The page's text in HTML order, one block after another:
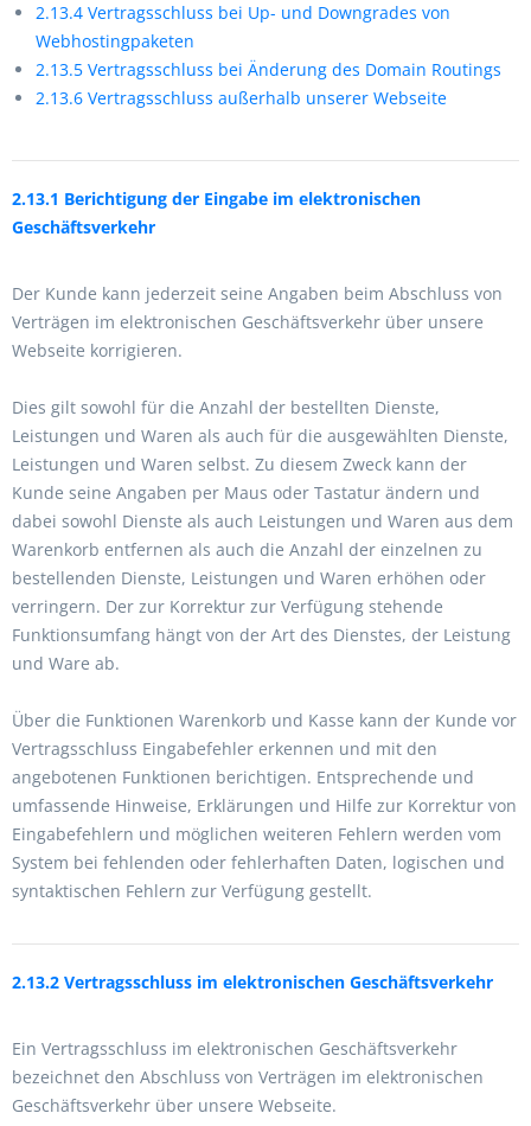
2.13.4 Vertragsschluss bei Up- und Downgrades von
Webhostingpaketen
2.13.5 Vertragsschluss bei Änderung des Domain Routings
2.13.6 Vertragsschluss außerhalb unserer Webseite
2.13.1 Berichtigung der Eingabe im elektronischen
Geschäftsverkehr
Der Kunde kann jederzeit seine Angaben beim Abschluss von
Verträgen im elektronischen Geschäftsverkehr über unsere
Webseite korrigieren.
Dies gilt sowohl für die Anzahl der bestellten Dienste,
Leistungen und Waren als auch für die ausgewählten Dienste,
Leistungen und Waren selbst. Zu diesem Zweck kann der
Kunde seine Angaben per Maus oder Tastatur ändern und
dabei sowohl Dienste als auch Leistungen und Waren aus dem
Warenkorb entfernen als auch die Anzahl der einzelnen zu
bestellenden Dienste, Leistungen und Waren erhöhen oder
verringern. Der zur Korrektur zur Verfügung stehende
Funktionsumfang hängt von der Art des Dienstes, der Leistung
und Ware ab.
Über die Funktionen Warenkorb und Kasse kann der Kunde vor
Vertragsschluss Eingabefehler erkennen und mit den
angebotenen Funktionen berichtigen. Entsprechende und
umfassende Hinweise, Erklärungen und Hilfe zur Korrektur von
Eingabefehlern und möglichen weiteren Fehlern werden vom
System bei fehlenden oder fehlerhaften Daten, logischen und
syntaktischen Fehlern zur Verfügung gestellt.
2.13.2 Vertragsschluss im elektronischen Geschäftsverkehr
Ein Vertragsschluss im elektronischen Geschäftsverkehr
bezeichnet den Abschluss von Verträgen im elektronischen
Geschäftsverkehr über unsere Webseite.